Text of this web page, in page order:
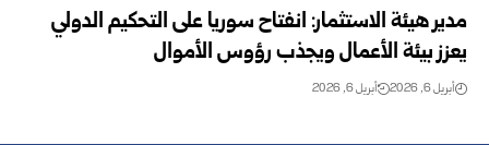
مدير هيئة الاستثمار: انفتاح سوريا على التحكيم الدولي
يعزز بيئة الأعمال ويجذب رؤوس الأموال
أبريل 6, 2026 أبريل 6, 2026